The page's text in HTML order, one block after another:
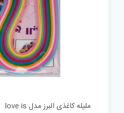
ملیله کاغذی البرز مدل love is